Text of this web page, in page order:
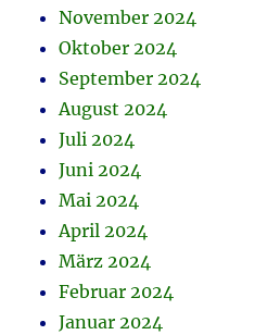
November 2024
Oktober 2024
September 2024
August 2024
Juli 2024
Juni 2024
Mai 2024
April 2024
März 2024
Februar 2024
Januar 2024